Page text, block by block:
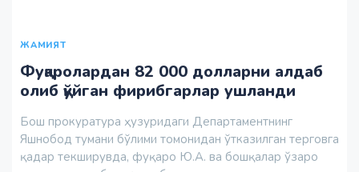
ЖАМИЯТ
Фуқаролардан 82 000 долларни алдаб
олиб қўйган фирибгарлар ушланди
Бош прокуратура ҳузуридаги Департаментнинг
Яшнобод тумани бўлими томонидан ўтказилган терговга
қадар текширувда, фуқаро Ю.А. ва бошқалар ўзаро